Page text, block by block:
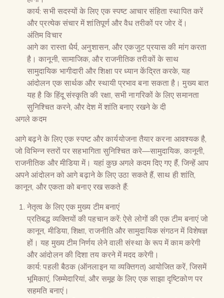
कार्य: सभी सदस्यों के लिए एक स्पष्ट आचार संहिता स्थापित करें
और प्रत्येक संचार में शांतिपूर्ण और वैध तरीकों पर जोर दें।
अंतिम विचार
आगे का रास्ता धैर्य, अनुशासन, और एकजुट प्रयास की मांग करता
है। कानूनी, सामाजिक, और राजनीतिक तरीकों के साथ
सामुदायिक भागीदारी और शिक्षा पर ध्यान केंद्रित करके, यह
आंदोलन एक सार्थक और स्थायी प्रभाव बना सकता है। मुख्य बात
यह है कि हिंदू संस्कृति की रक्षा, सभी नागरिकों के लिए समानता
सुनिश्चित करने, और देश में शांति बनाए रखने के दी
अगले कदम
आगे बढ़ने के लिए एक स्पष्ट और कार्ययोजना तैयार करना आवश्यक है,
जो विभिन्न स्तरों पर सहभागिता सुनिश्चित करे—सामुदायिक, कानूनी,
राजनीतिक और मीडिया में। यहां कुछ अगले कदम दिए गए हैं, जिन्हें आप
अपने आंदोलन को आगे बढ़ाने के लिए उठा सकते हैं, साथ ही शांति,
कानून, और एकता को बनाए रख सकते हैं:
नेतृत्व के लिए एक मुख्य टीम बनाएं
प्रतिबद्ध व्यक्तियों की पहचान करें: ऐसे लोगों की एक टीम बनाएं जो
कानून, मीडिया, शिक्षा, राजनीति और सामुदायिक संगठन में विशेषज्ञ
हों। यह मुख्य टीम निर्णय लेने वाली संस्था के रूप में काम करेगी
और आंदोलन की दिशा तय करने में मदद करेगी।
कार्य: पहली बैठक (ऑनलाइन या व्यक्तिगत) आयोजित करें, जिसमें
भूमिकाएं, जिम्मेदारियां, और समूह के लिए एक साझा दृष्टिकोण पर
सहमति बनाएं।